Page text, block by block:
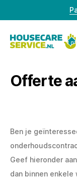
content
Offerte
Ben je
Geef hieronder
dan binnen